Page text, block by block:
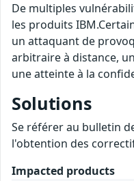
De multiples
les produits
un attaquant de
arbitraire à distance,
une atteinte à la
Solutions
Se référer au bulletin
l'obtention des
Impacted products